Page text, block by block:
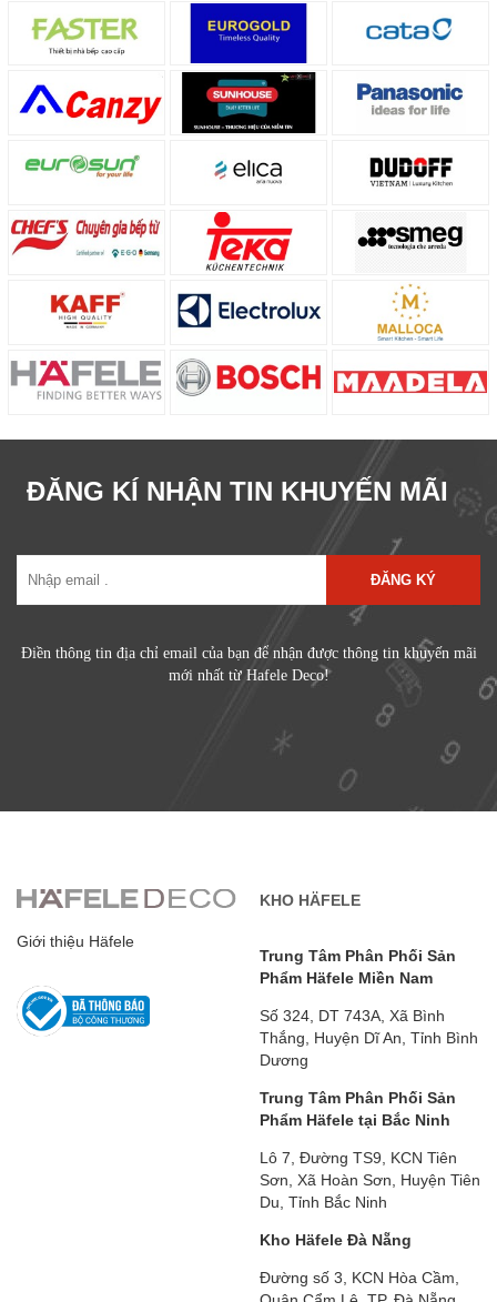
ĐĂNG KÍ NHẬN TIN KHUYẾN MÃI
ĐĂNG KÝ
Điền thông tin địa chỉ email của bạn để nhận được thông tin khuyến mãi
mới nhất từ Hafele Deco!
Giới thiệu Häfele
KHO HÄFELE
Trung Tâm Phân Phối Sản
Phẩm Häfele Miền Nam
Số 324, DT 743A, Xã Bình
Thắng, Huyện Dĩ An, Tỉnh Bình
Dương
Trung Tâm Phân Phối Sản
Phẩm Häfele tại Bắc Ninh
Lô 7, Đường TS9, KCN Tiên
Sơn, Xã Hoàn Sơn, Huyện Tiên
Du, Tỉnh Bắc Ninh
Kho Häfele Đà Nẵng
Đường số 3, KCN Hòa Cầm,